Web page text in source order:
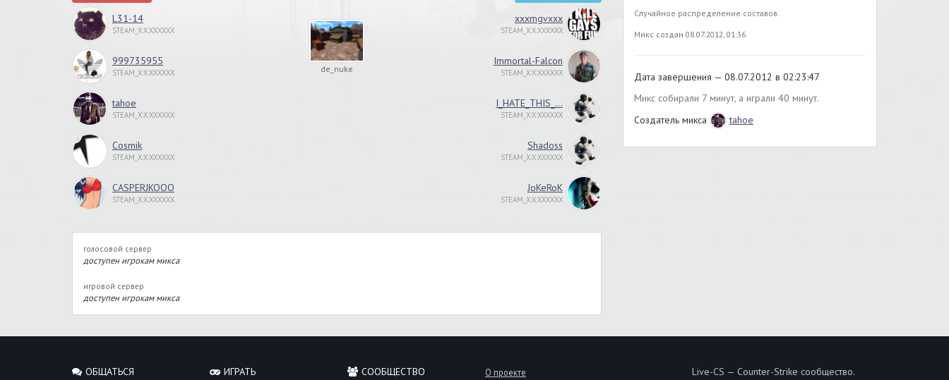
L31-14
STEAM_X:X:XXXXXX
999735955
STEAM_X:X:XXXXXX
tahoe
STEAM_X:X:XXXXXX
Cosmik
STEAM_X:X:XXXXXX
CASPERJKOOO
STEAM_X:X:XXXXXX
de_nuke
xxxmgvxxx
STEAM_X:X:XXXXXX
Immortal-Falcon
STEAM_X:X:XXXXXX
I_HATE_THIS_...
STEAM_X:X:XXXXXX
Shadoss
STEAM_X:X:XXXXXX
JoKeRoK
STEAM_X:X:XXXXXX
голосовой сервер
доступен игрокам микса
игровой сервер
доступен игрокам микса
Случайное распределение составов.
Микс создан 08.07.2012, 01:36
Дата завершения — 08.07.2012 в 02:23:47
Микс собирали 7 минут, а играли 40 минут.
Создатель микса
tahoe
ОБЩАТЬСЯ ИГРАТЬ СООБЩЕСТВО О проекте
Live-CS — Counter-Strike сообщество.